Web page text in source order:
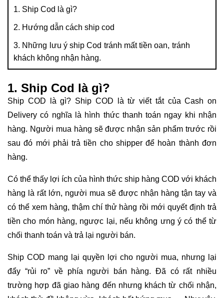
1. Ship Cod là gì?
2. Hướng dẫn cách ship cod
3. Những lưu ý ship Cod tránh mất tiền oan, tránh
khách không nhận hàng.
1. Ship Cod là gì?
Ship COD là gì? Ship COD là từ viết tắt của Cash on
Delivery có nghĩa là hình thức thanh toán ngay khi nhận
hàng. Người mua hàng sẽ được nhận sản phẩm trước rồi
sau đó mới phải trả tiền cho shipper để hoàn thành đơn
hàng.
Có thể thấy lợi ích của hình thức ship hàng COD với khách
hàng là rất lớn, người mua sẽ được nhận hàng tận tay và
có thể xem hàng, thậm chí thử hàng rồi mới quyết định trả
tiền cho món hàng, ngược lại, nếu không ưng ý có thể từ
chối thanh toán và trả lại người bán.
Ship COD mang lại quyền lợi cho người mua, nhưng lại
đẩy “rủi ro” về phía người bán hàng. Đã có rất nhiều
trường hợp đã giao hàng đến nhưng khách từ chối nhận,